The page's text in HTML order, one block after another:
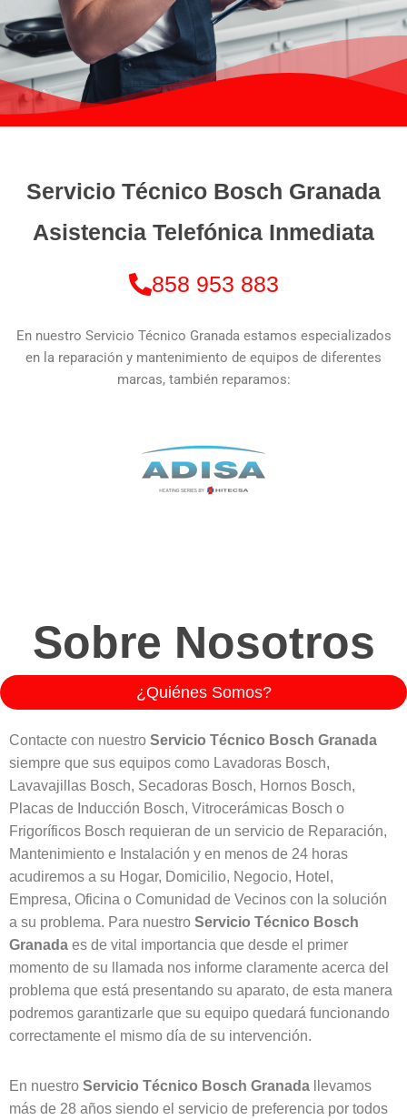
Servicio Técnico Bosch Granada
Asistencia Telefónica Inmediata
858 953 883
En nuestro Servicio Técnico Granada estamos especializados
en la reparación y mantenimiento de equipos de diferentes
marcas, también reparamos:
Sobre Nosotros
¿Quiénes Somos?
Contacte con nuestro Servicio Técnico Bosch Granada
siempre que sus equipos como Lavadoras Bosch,
Lavavajillas Bosch, Secadoras Bosch, Hornos Bosch,
Placas de Inducción Bosch, Vitrocerámicas Bosch o
Frigoríficos Bosch requieran de un servicio de Reparación,
Mantenimiento e Instalación y en menos de 24 horas
acudiremos a su Hogar, Domicilio, Negocio, Hotel,
Empresa, Oficina o Comunidad de Vecinos con la solución
a su problema. Para nuestro Servicio Técnico Bosch
Granada es de vital importancia que desde el primer
momento de su llamada nos informe claramente acerca del
problema que está presentando su aparato, de esta manera
podremos garantizarle que su equipo quedará funcionando
correctamente el mismo día de su intervención.
En nuestro Servicio Técnico Bosch Granada llevamos
más de 28 años siendo el servicio de preferencia por todos